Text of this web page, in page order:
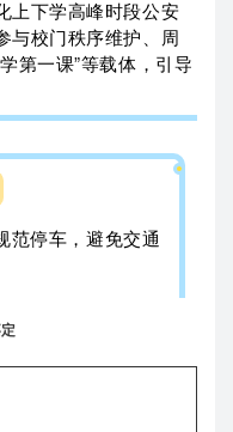
上下学高峰时段公安
与校门秩序维护、周
第一课”等载体，引导
范停车，避免交通